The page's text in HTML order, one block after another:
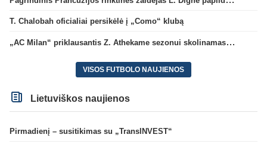
T. Chalobah oficialiai persikėlė į „Como“ klubą
„AC Milan“ priklausantis Z. Athekame sezonui skolinamas „Lyon“ ekipai
VISOS FUTBOLO NAUJIENOS
Lietuviškos naujienos
Pirmadienį – susitikimas su „TransINVEST“